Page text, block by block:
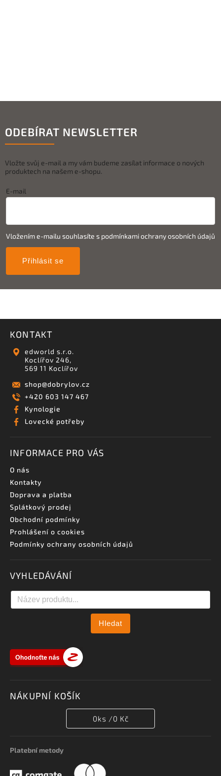
ODEBÍRAT NEWSLETTER
Vložte svůj e-mail a my vám budeme zasílat informace o nových
produktech na našem e-shopu.
E-mail
Vložením e-mailu souhlasíte s podmínkami ochrany osobních údajů
Přihlásit se
KONTAKT
edworld s.r.o.
Koclířov 246,
569 11 Koclířov
shop@dobrylov.cz
+420 603 147 467
Kynologie
Lovecké potřeby
INFORMACE PRO VÁS
O nás
Kontakty
Doprava a platba
Splátkový prodej
Obchodní podmínky
Prohlášení o cookies
Podmínky ochrany osobních údajů
VYHLEDÁVÁNÍ
Hledat
NÁKUPNÍ KOŠÍK
0ks /0 Kč
Platební metody